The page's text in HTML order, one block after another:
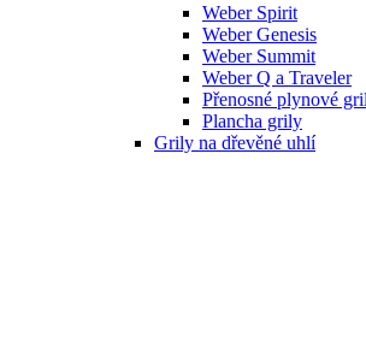
Weber Spirit
Weber Genesis
Weber Summit
Weber Q a Traveler
Přenosné plynové
Plancha grily
Grily na dřevěné uhlí